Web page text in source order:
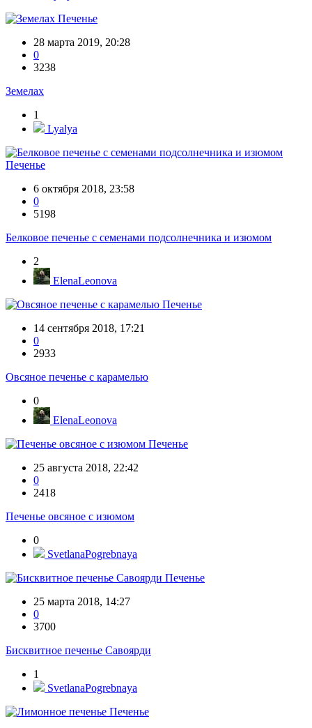
Печенье
28 марта 2019, 20:28
0
3238
Земелах
1
Lyalya
Печенье
6 октября 2018, 23:58
0
5198
Белковое печенье с семенами подсолнечника и изюмом
2
ElenaLeonova
Печенье
14 сентября 2018, 17:21
0
2933
Овсяное печенье с карамелью
0
ElenaLeonova
Печенье
25 августа 2018, 22:42
0
2418
Печенье овсяное с изюмом
0
SvetlanaPogrebnaya
Печенье
25 марта 2018, 14:27
0
3700
Бисквитное печенье Савоярди
1
SvetlanaPogrebnaya
Печенье